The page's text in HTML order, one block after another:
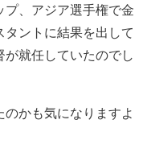
プ、アジア選手権で金
タントに結果を出して
就任していたのでし
かも気になりますよ